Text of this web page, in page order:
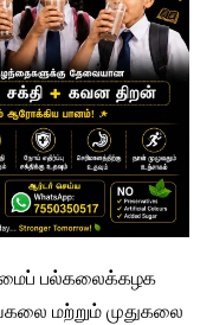
பல்கலைக்கழக
மற்றும் முதுகலை